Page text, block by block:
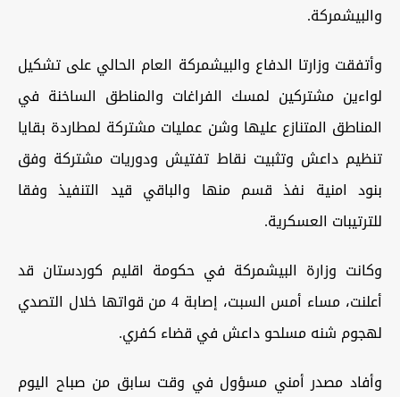
والبيشمركة.
وأتفقت وزارتا الدفاع والبيشمركة العام الحالي على تشكيل
لواءين مشتركين لمسك الفراغات والمناطق الساخنة في
المناطق المتنازع عليها وشن عمليات مشتركة لمطاردة بقايا
تنظيم داعش وتثبيت نقاط تفتيش ودوريات مشتركة وفق
بنود امنية نفذ قسم منها والباقي قيد التنفيذ وفقا
للترتيبات العسكرية.
وكانت وزارة البيشمركة في حكومة اقليم كوردستان قد
أعلنت، مساء أمس السبت، إصابة 4 من قواتها خلال التصدي
لهجوم شنه مسلحو داعش في قضاء كفري.
وأفاد مصدر أمني مسؤول في وقت سابق من صباح اليوم